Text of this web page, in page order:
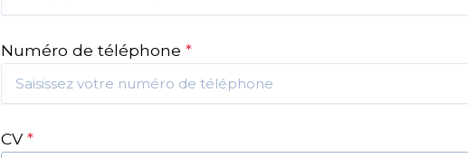
Numéro de téléphone*
CV*